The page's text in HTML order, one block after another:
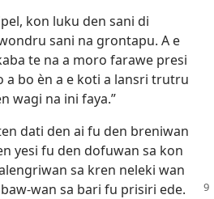
kon luku den sani di
sani na grontapu. A e
te na a moro farawe presi
a bo èn a e koti a lansri trutru
wagi na ini faya.”
dati den ai fu den breniwan
yesi fu den dofuwan sa kon
sa kren neleki wan
wan sa bari fu prisiri ede.